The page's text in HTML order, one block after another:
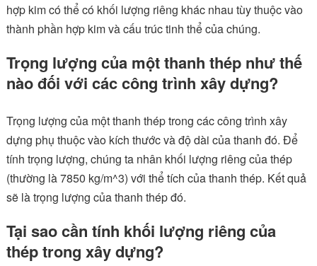
hợp kim có thể có khối lượng riêng khác nhau tùy thuộc vào
thành phần hợp kim và cấu trúc tinh thể của chúng.
Trọng lượng của một thanh thép như thế
nào đối với các công trình xây dựng?
Trọng lượng của một thanh thép trong các công trình xây
dựng phụ thuộc vào kích thước và độ dài của thanh đó. Để
tính trọng lượng, chúng ta nhân khối lượng riêng của thép
(thường là 7850 kg/m^3) với thể tích của thanh thép. Kết quả
sẽ là trọng lượng của thanh thép đó.
Tại sao cần tính khối lượng riêng của
thép trong xây dựng?